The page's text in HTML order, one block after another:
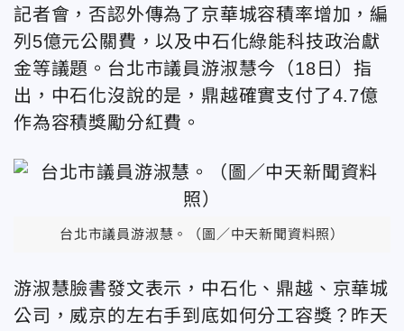
記者會，否認外傳為了京華城容積率增加，編
列5億元公關費，以及中石化綠能科技政治獻
金等議題。台北市議員游淑慧今（18日）指
出，中石化沒說的是，鼎越確實支付了4.7億
作為容積獎勵分紅費。
台北市議員游淑慧。（圖／中天新聞資料照）
游淑慧臉書發文表示，中石化、鼎越、京華城
公司，威京的左右手到底如何分工容獎？昨天